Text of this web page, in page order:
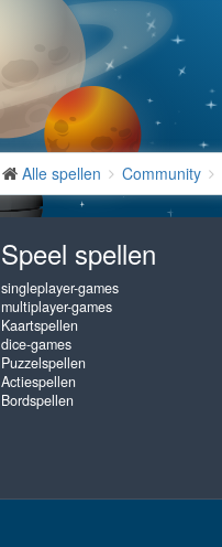
Alle spellen Community
Speel spellen
singleplayer-games
multiplayer-games
Kaartspellen
dice-games
Puzzelspellen
Actiespellen
Bordspellen